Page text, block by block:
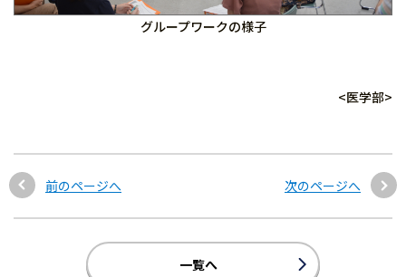
グループワークの様子
<医学部>
前のページへ 次のページへ
一覧へ